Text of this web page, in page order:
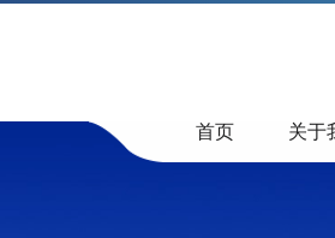
首页 关于